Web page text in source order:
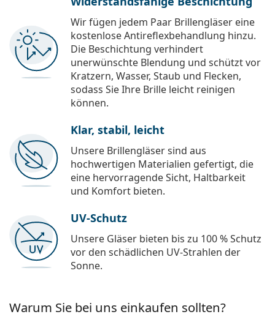
Wir fügen jedem Paar Brillengläser eine
kostenlose Antireflexbehandlung hinzu.
Die Beschichtung verhindert
unerwünschte Blendung und schützt vor
Kratzern, Wasser, Staub und Flecken,
sodass Sie Ihre Brille leicht reinigen
können.
Klar, stabil, leicht
Unsere Brillengläser sind aus
hochwertigen Materialien gefertigt, die
eine hervorragende Sicht, Haltbarkeit
und Komfort bieten.
UV-Schutz
Unsere Gläser bieten bis zu 100 % Schutz
vor den schädlichen UV-Strahlen der
Sonne.
Warum Sie bei uns einkaufen sollten?